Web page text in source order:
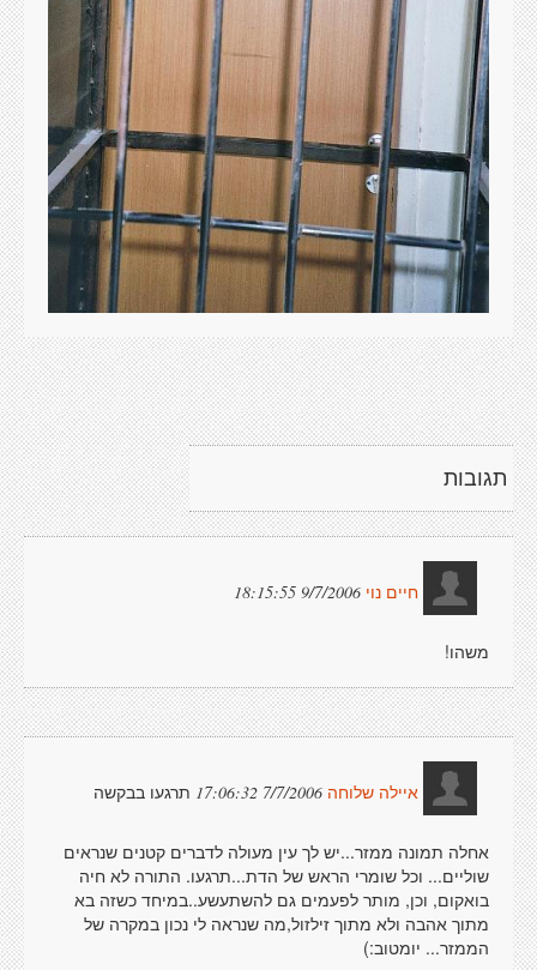
תגובות
חיים נוי 9/7/2006 18:15:55
משהו!
איילה שלוחה 7/7/2006 17:06:32 תרגעו בבקשה
אחלה תמונה ממזר...יש לך עין מעולה לדברים קטנים שנראים
שוליים... וכל שומרי הראש של הדת...תרגעו. התורה לא חיה
בואקום, וכן, מותר לפעמים גם להשתעשע..במיחד כשזה בא
מתוך אהבה ולא מתוך זילזול,מה שנראה לי נכון במקרה של
הממזר... יומטוב:)